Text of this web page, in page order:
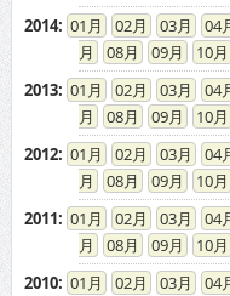
2014: 01 02 03 04
08
09 10
2013: 01 02 03 04
08
09 10
2012: 01 02 03 04
08
09 10
2011: 01 02 03 04
08
09 10
2010: 01 02 03 04